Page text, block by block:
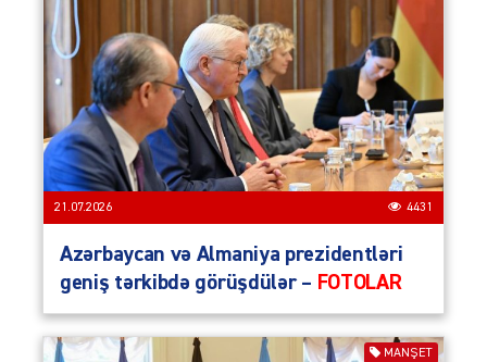
21.07.2026 4431
Azərbaycan və Almaniya prezidentləri
geniş tərkibdə görüşdülər – FOTOLAR
MANŞET